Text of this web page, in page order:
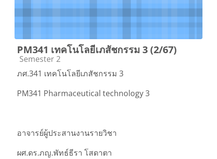
PM341 เทคโนโลยีเภสัชกรรม 3 (2/67)
Course category
Semester 2
ภศ.341 เทคโนโลยีเภสัชกรรม 3
PM341 Pharmaceutical technology 3
อาจารย์ผู้ประสานงานรายวิชา
ผศ.ดร.ภญ.พัทธ์ธีรา โสดาตา